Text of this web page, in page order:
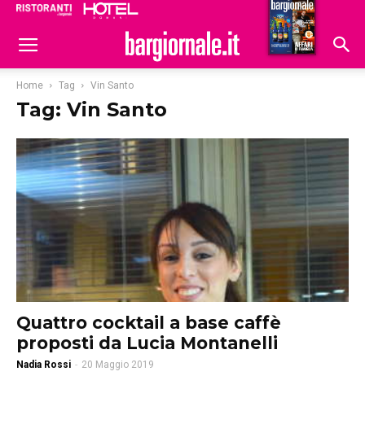
Hoteldomani
Home Tag Vin Santo
Tag: Vin Santo
Quattro cocktail a base caffè
proposti da Lucia Montanelli
Nadia Rossi - 20 Maggio 2019